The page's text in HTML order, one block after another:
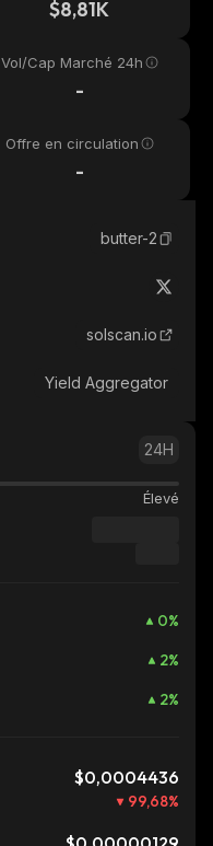
$8,81K
Vol/Cap Marché 24h
-
Offre en circulation
-
butter-2
solscan.io
Yield Aggregator
24H
Élevé
0%
2%
2%
$0,0004436
99,68%